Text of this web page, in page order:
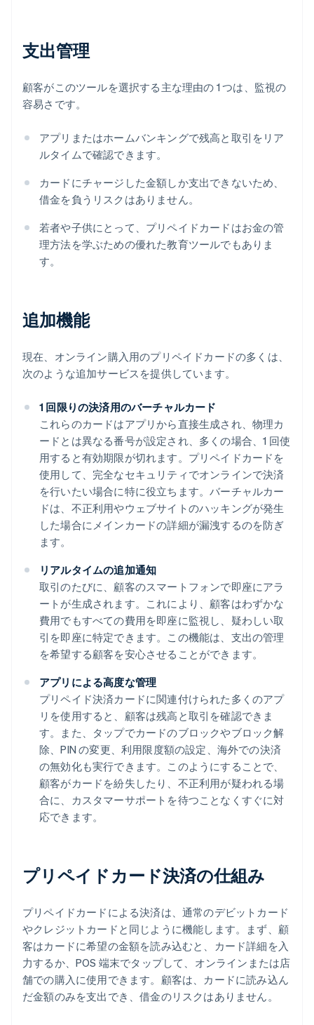
支出管理
顧客がこのツールを選択する主な理由の 1 つは、監視の
容易さです。
アプリまたはホームバンキングで残高と取引をリア
ルタイムで確認できます。
カードにチャージした金額しか支出できないため、
借金を負うリスクはありません。
若者や子供にとって、プリペイドカードはお金の管
理方法を学ぶための優れた教育ツールでもありま
す。
追加機能
現在、オンライン購入用のプリペイドカードの多くは、
次のような追加サービスを提供しています。
1 回限りの決済用のバーチャルカード
これらのカードはアプリから直接生成され、物理カ
ードとは異なる番号が設定され、多くの場合、1 回使
用すると有効期限が切れます。プリペイドカードを
使用して、完全なセキュリティでオンラインで決済
を行いたい場合に特に役立ちます。バーチャルカー
ドは、不正利用やウェブサイトのハッキングが発生
した場合にメインカードの詳細が漏洩するのを防ぎ
ます。
リアルタイムの追加通知
取引のたびに、顧客のスマートフォンで即座にアラ
ートが生成されます。これにより、顧客はわずかな
費用でもすべての費用を即座に監視し、疑わしい取
引を即座に特定できます。この機能は、支出の管理
を希望する顧客を安心させることができます。
アプリによる高度な管理
プリペイド決済カードに関連付けられた多くのアプ
リを使用すると、顧客は残高と取引を確認できま
す。また、タップでカードのブロックやブロック解
除、PIN の変更、利用限度額の設定、海外での決済
の無効化も実行できます。このようにすることで、
顧客がカードを紛失したり、不正利用が疑われる場
合に、カスタマーサポートを待つことなくすぐに対
応できます。
プリペイドカード決済の仕組み
プリペイドカードによる決済は、通常のデビットカード
やクレジットカードと同じように機能します。まず、顧
客はカードに希望の金額を読み込むと、カード詳細を入
力するか、POS 端末でタップして、オンラインまたは店
舗での購入に使用できます。顧客は、カードに読み込ん
だ金額のみを支出でき、借金のリスクはありません。